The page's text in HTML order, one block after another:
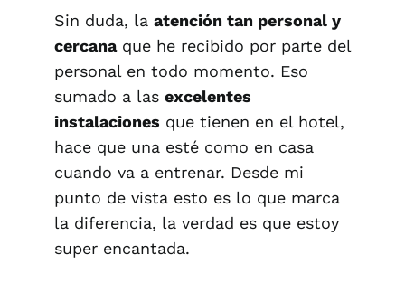
Sin duda, la atención tan personal y
cercanaque he recibido por parte del
personal en todo momento. Eso
sumado a las excelentes
instalaciones que tienen en el hotel,
hace que una esté como en casa
cuando va a entrenar. Desde mi
punto de vista esto es lo que marca
la diferencia, la verdad es que estoy
super encantada.